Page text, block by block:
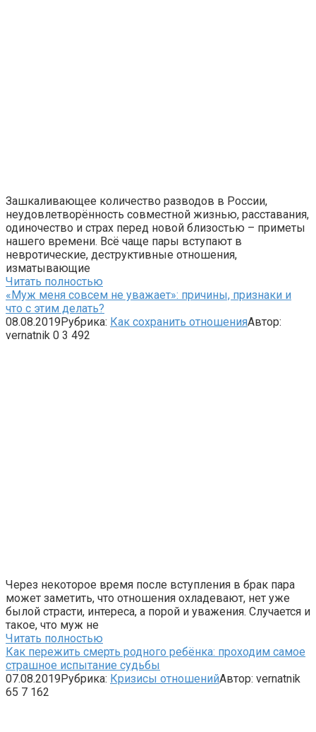
Зашкаливающее количество разводов в России,
неудовлетворённость совместной жизнью, расставания,
одиночество и страх перед новой близостью – приметы
нашего времени. Всё чаще пары вступают в
невротические, деструктивные отношения,
изматывающие
Читать полностью
«Муж меня совсем не уважает»: причины, признаки и
что с этим делать?
08.08.2019Рубрика: Как сохранить отношенияАвтор:
vernatnik 0 3 492
Через некоторое время после вступления в брак пара
может заметить, что отношения охладевают, нет уже
былой страсти, интереса, а порой и уважения. Случается и
такое, что муж не
Читать полностью
Как пережить смерть родного ребёнка: проходим самое
страшное испытание судьбы
07.08.2019Рубрика: Кризисы отношенийАвтор: vernatnik
65 7 162